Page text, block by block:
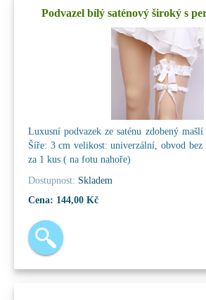
Podvazel bílý saténový široký s
Luxusní podvazek ze saténu zdobený
Šíře: 3 cm velikost: univerzální, obvod bez
za 1 kus ( na fotu nahoře)
Dostupnost: Skladem
Cena: 144,00 Kč